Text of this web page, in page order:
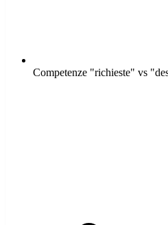
Competenze "richieste" vs